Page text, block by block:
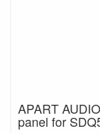
APART
panel for